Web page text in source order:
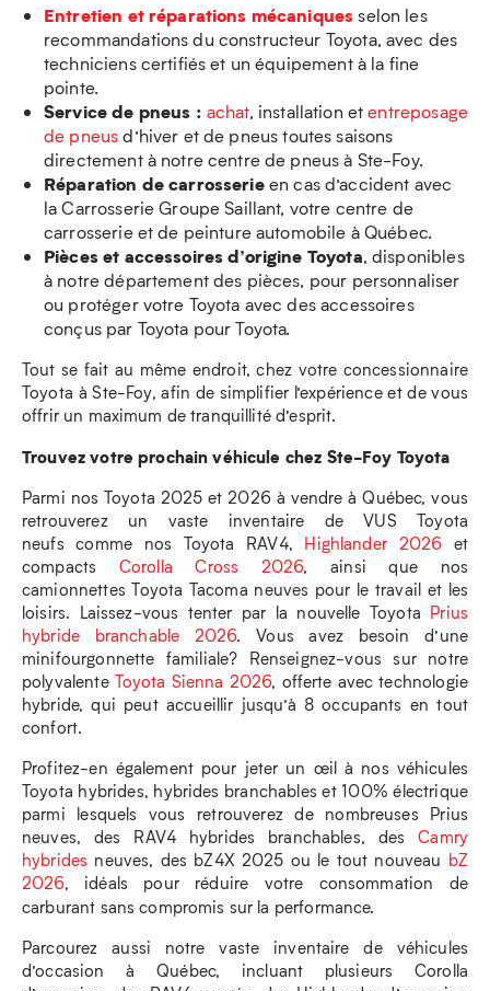
Entretien et réparations mécaniquesselon les
recommandations du constructeur Toyota, avec des
techniciens certifiés et un équipement à la fine
pointe.
Service de pneus : achat, installation etentreposage
de pneusd’hiver et de pneus toutes saisons
directement à notre centre de pneus à Ste-Foy.
Réparation de carrosserieen cas d’accident avec
la Carrosserie Groupe Saillant, votre centre de
carrosserie et de peinture automobile à Québec.
Pièces et accessoires d’origine Toyota, disponibles
à notre département des pièces, pour personnaliser
ou protéger votre Toyota avec des accessoires
conçus par Toyota pour Toyota.
Tout se fait au même endroit, chez votre concessionnaire
Toyota à Ste-Foy, afin de simplifier l’expérience et de vous
offrir un maximum de tranquillité d’esprit.
Trouvez votre prochain véhicule chez Ste-Foy Toyota
Parmi nos Toyota 2025 et 2026 à vendre à Québec, vous
retrouverez un vaste inventaire de VUS Toyota
neufs comme nos Toyota RAV4, Highlander 2026 et
compacts Corolla Cross 2026, ainsi que nos
camionnettes Toyota Tacoma neuves pour le travail et les
loisirs. Laissez-vous tenter par la nouvelle Toyota Prius
hybride branchable 2026. Vous avez besoin d’une
minifourgonnette familiale? Renseignez-vous sur notre
polyvalente Toyota Sienna 2026, offerte avec technologie
hybride, qui peut accueillir jusqu’à 8 occupants en tout
confort.
Profitez-en également pour jeter un œil à nos véhicules
Toyota hybrides, hybrides branchables et 100% électrique
parmi lesquels vous retrouverez de nombreuses Prius
neuves, des RAV4 hybrides branchables, desCamry
hybrides neuves, des bZ4X 2025 ou le tout nouveau bZ
2026, idéals pour réduire votre consommation de
carburant sans compromis sur la performance.
Parcourez aussi notre vaste inventaire de véhicules
d’occasion à Québec, incluant plusieurs Corolla